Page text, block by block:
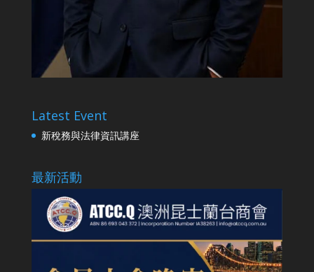
Latest Event
新稅務與法律資訊講座
最新活動